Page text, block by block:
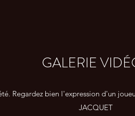
GALERIE
Regardez bien l'expression d'un
JACQUET